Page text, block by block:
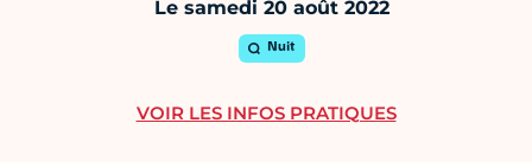
Le samedi 20 août 2022
Nuit
VOIR LES INFOS PRATIQUES